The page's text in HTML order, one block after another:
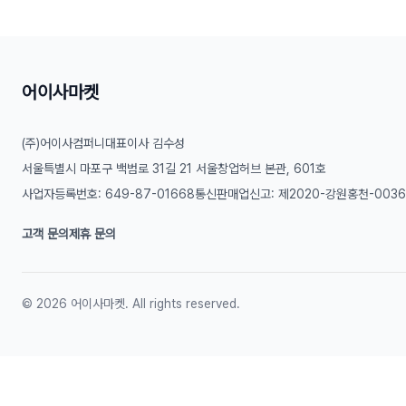
어이사마켓
(주)어이사컴퍼니 대표이사 김수성
서울특별시 마포구 백범로 31길 21 서울창업허브 본관, 601호
사업자등록번호: 649-87-01668통신판매업신고: 제2020-강원홍천-
고객 문의제휴 문의
© 2026 어이사마켓. All rights reserved.